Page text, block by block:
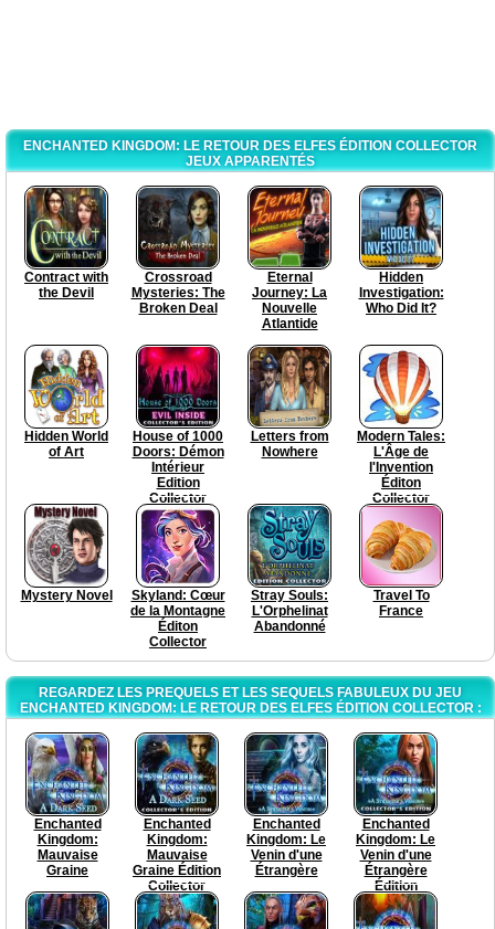
ENCHANTED KINGDOM: LE RETOUR DES ELFES ÉDITION COLLECTOR
JEUX APPARENTÉS
Contract with
the Devil
Crossroad
Mysteries: The
Broken Deal
Eternal
Journey: La
Nouvelle
Atlantide
Hidden
Investigation:
Who Did It?
Hidden World
of Art
House of 1000
Doors: Démon
Intérieur
Edition
Collector
Letters from
Nowhere
Modern Tales:
L'Âge de
l'Invention
Éditon
Collector
Mystery Novel
Skyland: Cœur
de la Montagne
Éditon
Collector
Stray Souls:
L'Orphelinat
Abandonné
Travel To
France
REGARDEZ LES PREQUELS ET LES SEQUELS FABULEUX DU JEU
ENCHANTED KINGDOM: LE RETOUR DES ELFES ÉDITION COLLECTOR :
Enchanted
Kingdom:
Mauvaise
Graine
Enchanted
Kingdom:
Mauvaise
Graine Édition
Collector
Enchanted
Kingdom: Le
Venin d'une
Étrangère
Enchanted
Kingdom: Le
Venin d'une
Étrangère
Édition
Collector